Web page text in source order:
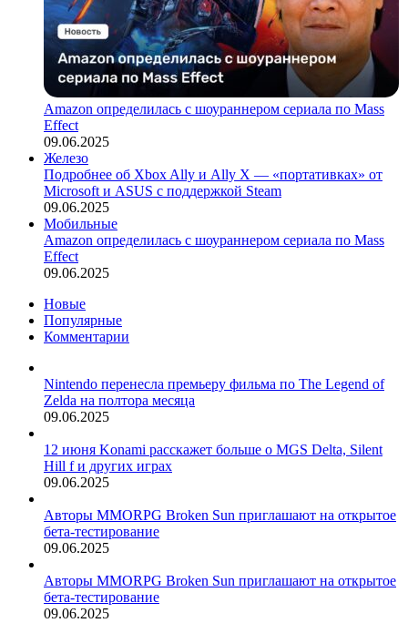
Amazon определилась с шоураннером сериала по Mass
Effect
09.06.2025
Железо
Подробнее об Xbox Ally и Ally X — «портативках» от
Microsoft и ASUS с поддержкой Steam
09.06.2025
Мобильные
Amazon определилась с шоураннером сериала по Mass
Effect
09.06.2025
Новые
Популярные
Комментарии
Nintendo перенесла премьеру фильма по The Legend of
Zelda на полтора месяца
09.06.2025
12 июня Konami расскажет больше о MGS Delta, Silent
Hill f и других играх
09.06.2025
Авторы MMORPG Broken Sun приглашают на открытое
бета-тестирование
09.06.2025
Авторы MMORPG Broken Sun приглашают на открытое
бета-тестирование
09.06.2025